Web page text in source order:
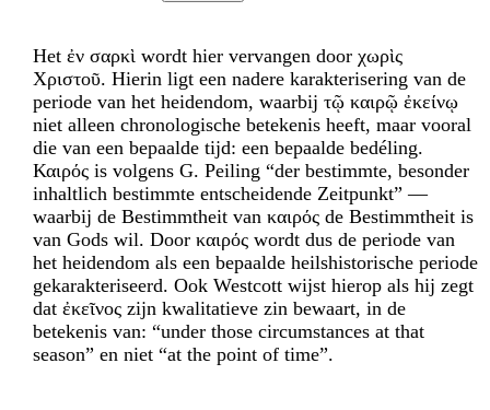
Het ἐν σαρκὶ wordt hier vervangen door χωρὶς
Χριστοῦ. Hierin ligt een nadere karakteri­sering van de
periode van het heidendom, waarbij τῷ καιρῷ ἐκείνῳ
niet alleen chrono­logische betekenis heeft, maar vooral
die van een bepaalde tijd: een bepaalde bedéling.
Καιρός is volgens G. Peiling “der bestimmte, besonder
inhaltlich bestimmte entscheidende Zeitpunkt” —
waarbij de Bestimmtheit van καιρός de Bestimmtheit is
van Gods wil. Door καιρός wordt dus de periode van
het heidendom als een bepaalde heilshistorische peri­ode
gekarakteriseerd. Ook Westcott wijst hierop als hij zegt
dat ἐκεῖνος zijn kwalitatieve zin bewaart, in de
betekenis van: “under those circumstances at that
season” en niet “at the point of time”.